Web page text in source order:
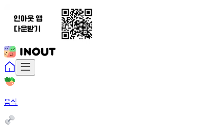
음식